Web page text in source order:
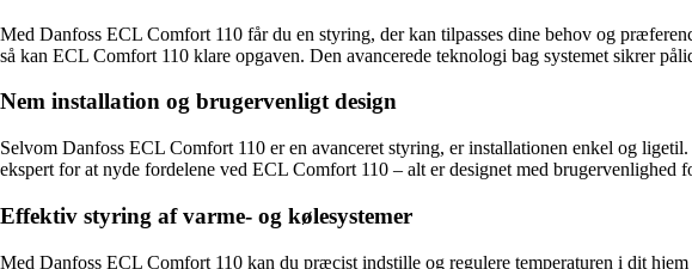
Med Danfoss ECL Comfort 110 får du en styring, der kan tilpasses dine behov og
så kan ECL Comfort 110 klare opgaven. Den avancerede teknologi bag systemet sikrer
Nem installation og brugervenligt design
Selvom Danfoss ECL Comfort 110 er en avanceret styring, er installationen enkel og
ekspert for at nyde fordelene ved ECL Comfort 110 – alt er designet med brugervenlighed
Effektiv styring af varme- og kølesystemer
Med Danfoss ECL Comfort 110 kan du præcist indstille og regulere temperaturen i dit